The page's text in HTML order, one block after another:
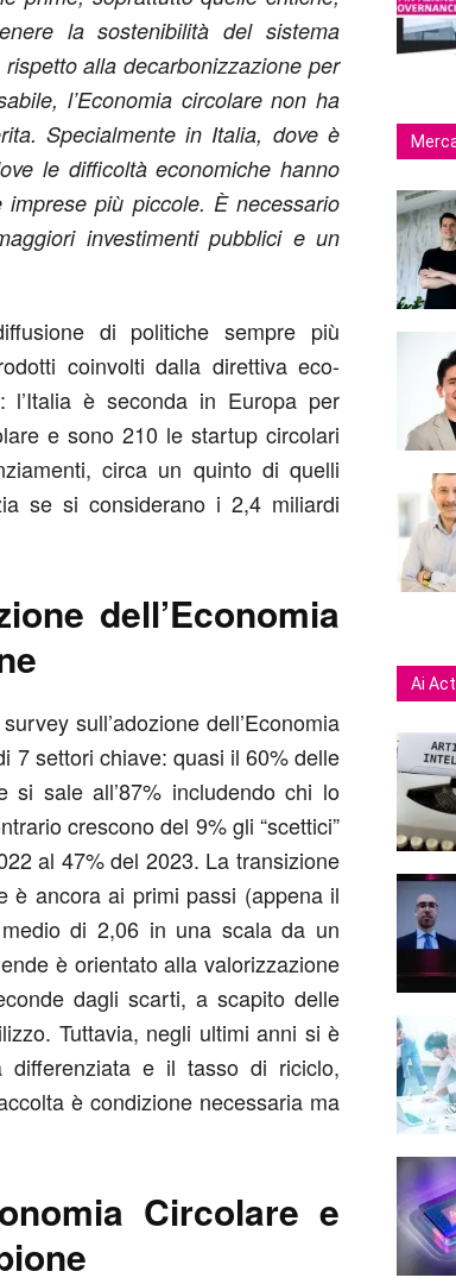
la sostenibilità del sistema
alla decarbonizzazione per
l’Economia circolare non ha
Specialmente in Italia, dove è
le difficoltà economiche hanno
più piccole. È necessario
investimenti pubblici e un
di politiche sempre più
coinvolti dalla direttiva eco-
l’Italia è seconda in Europa per
e sono 210 le startup circolari
circa un quinto di quelli
se si considerano i 2,4 miliardi
dell’Economia
sull’adozione dell’Economia
7 settori chiave: quasi il 60% delle
si sale all’87% includendo chi lo
crescono del 9% gli “scettici”
al 47% del 2023. La transizione
è ancora ai primi passi (appena il
di 2,06 in una scala da un
è orientato alla valorizzazione
dagli scarti, a scapito delle
Tuttavia, negli ultimi anni si è
differenziata e il tasso di riciclo,
è condizione necessaria ma
Circolare e
Ai Act